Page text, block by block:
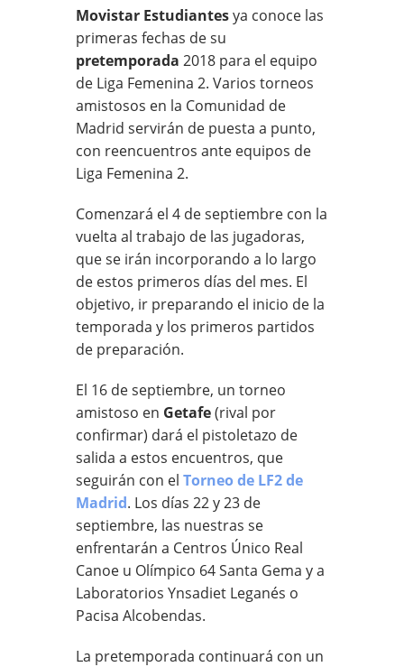
Movistar Estudiantesya conoce las
primeras fechas de su
pretemporada 2018 para el equipo
de Liga Femenina 2. Varios torneos
amistosos en la Comunidad de
Madrid servirán de puesta a punto,
con reencuentros ante equipos de
Liga Femenina 2.
Comenzará el 4 de septiembre con la
vuelta al trabajo de las jugadoras,
que se irán incorporando a lo largo
de estos primeros días del mes. El
objetivo, ir preparando el inicio de la
temporada y los primeros partidos
de preparación.
El 16 de septiembre, un torneo
amistoso en Getafe(rival por
confirmar) dará el pistoletazo de
salida a estos encuentros, que
seguirán con el Torneo de LF2 de
Madrid. Los días 22 y 23 de
septiembre, las nuestras se
enfrentarán a Centros Único Real
Canoe u Olímpico 64 Santa Gema y a
Laboratorios Ynsadiet Leganés o
Pacisa Alcobendas.
La pretemporada continuará con un